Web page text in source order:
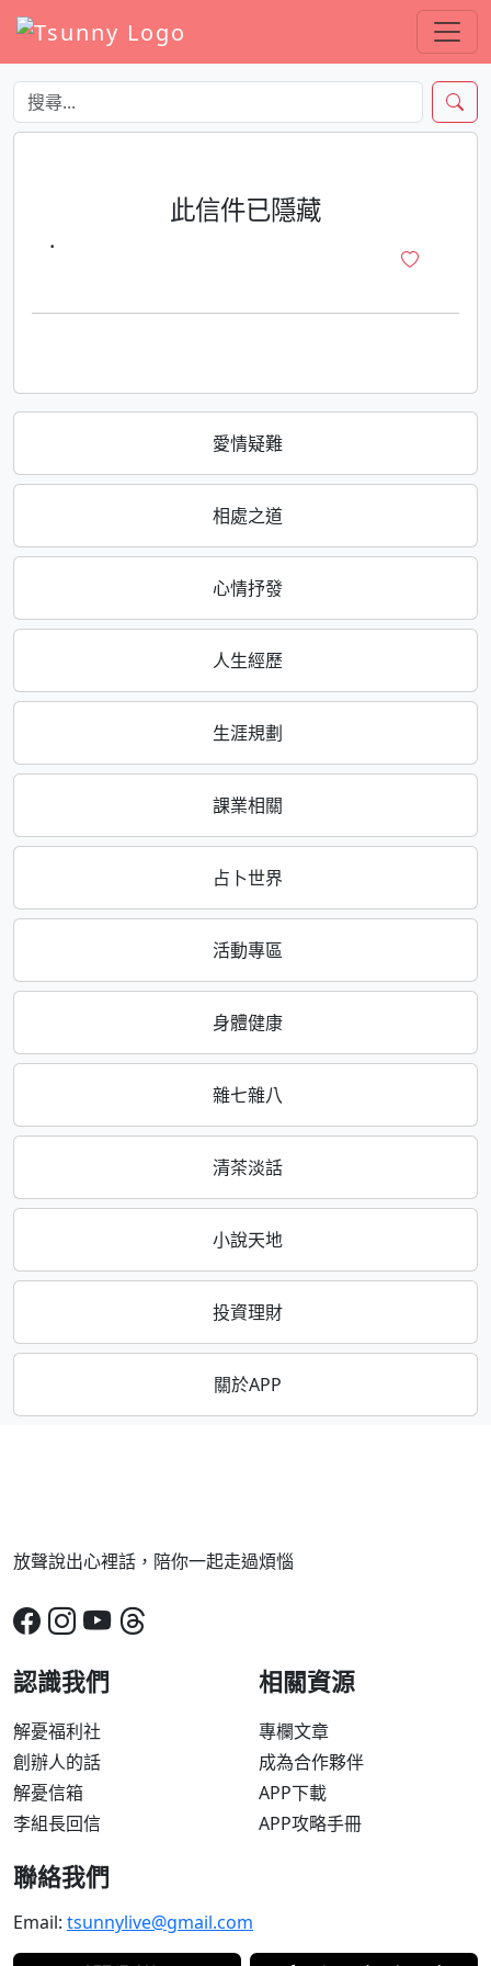
愛情疑難
相處之道
心情抒發
人生經歷
生涯規劃
課業相關
占卜世界
活動專區
身體健康
雜七雜八
清茶淡話
小說天地
投資理財
關於APP
此信件已隱藏
·
放聲說出心裡話，陪你一起走過煩惱
認識我們
解憂福利社
創辦人的話
解憂信箱
李組長回信
相關資源
專欄文章
成為合作夥伴
APP下載
APP攻略手冊
聯絡我們
Email: tsunnylive@gmail.com